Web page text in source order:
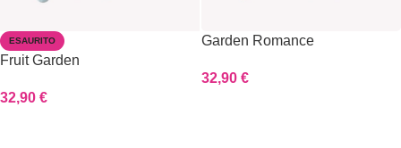
ESAURITO
Fruit Garden
32,90 €
Garden Romance
32,90 €